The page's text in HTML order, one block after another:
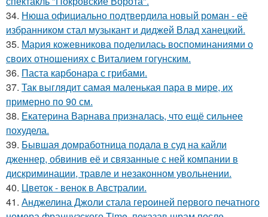
34. Нюша официально подтвердила новый роман - её
избранником стал музыкант и диджей Влад ханецкий.
35. Мария кожевникова поделилась воспоминаниями о
своих отношениях с Виталием гогунским.
36. Паста карбонара с грибами.
37. Так выглядит самая маленькая пара в мире, их
примерно по 90 см.
38. Екатерина Варнава призналась, что ещё сильнее
похудела.
39. Бывшая домработница подала в суд на кайли
дженнер, обвинив её и связанные с ней компании в
дискриминации, травле и незаконном увольнении.
40. Цветок - венок в Австралии.
41. Анджелина Джоли стала героиней первого печатного